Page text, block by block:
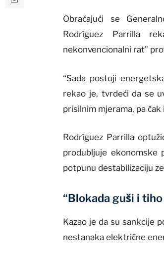
Obraćajući se
Rodríguez Parrilla
nekonvencionalni rat”
“Sada postoji
rekao je, tvrdeći da se
prisilnim mjerama, pa
Rodríguez Parrilla
produbljuje ekonomske
potpunu destabilizaciju
“Blokada guši i tiho
Kazao je da su sankcije
nestanaka električne